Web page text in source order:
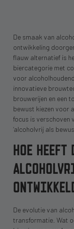
De smaak van
ontwikkeling
flauw alternatief is
biercategorie met
voor
innovatieve
brouwerijen en een
bewust kiezen voor
focus is verschoven
‘alcoholvrij als
HOE HEEFT
De evolutie van
transformatie. Wat